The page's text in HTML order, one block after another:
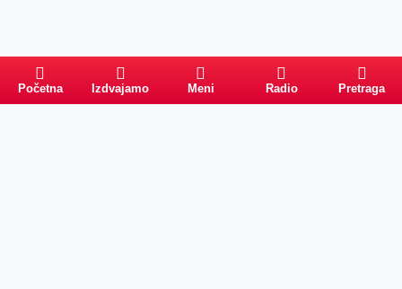
Početna Izdvajamo Meni Radio Pretraga